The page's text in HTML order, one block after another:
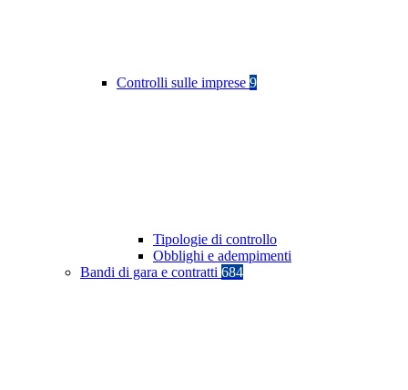
Controlli sulle imprese 9
Tipologie di controllo
Obblighi e adempimenti
Bandi di gara e contratti 684